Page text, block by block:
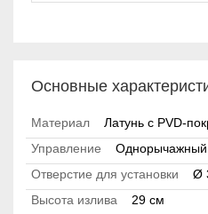
Основные
Материал
Латунь с PVD-
Управление
Однорычажный
Отверстие для установки
Ø
Высота излива
29 см